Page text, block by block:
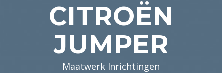
CITROËN
JUMPER
Maatwerk Inrichtingen